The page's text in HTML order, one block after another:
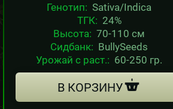
Генотип: Sativa/Indica
ТГК: 24%
Высота: 70-110 см
Сидбанк: BullySeeds
Урожай с раст.: 60-250 гр.
В КОРЗИНУ